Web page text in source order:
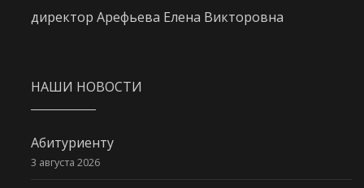
директор Арефьева Елена Викторовна
НАШИ НОВОСТИ
Абитуриенту
3 августа 2026